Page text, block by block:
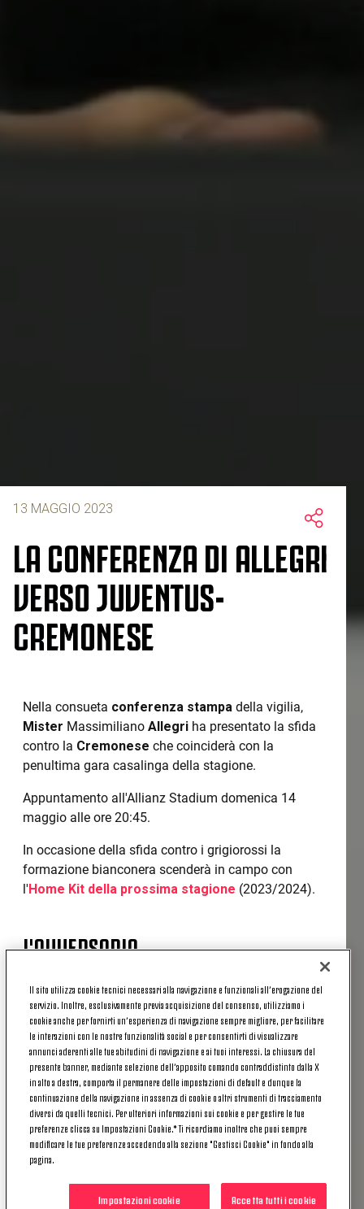
13 MAGGIO 2023
LA CONFERENZA DI ALLEGRI
VERSO JUVENTUS-
CREMONESE
Nella consueta conferenza stampa della vigilia,
Mister Massimiliano Allegri ha presentato la sfida
contro la Cremonese che coinciderà con la
penultima gara casalinga della stagione.
Appuntamento all'Allianz Stadium domenica 14
maggio alle ore 20:45.
In occasione della sfida contro i grigiorossi la
formazione bianconera scenderà in campo con
l' Home Kit della prossima stagione (2023/2024).
L'AVVERSARIA
«Considerando soltanto il girone di ritorno, la
Cremonese sarebbe fuori dalla zona retrocessione
perchè ha totalizzato 16 punti in 15 gare, cinque in
più della terzultima nello stesso periodo. Domani
(domenica 14 maggio 2023 ndr), dunque, siamo
consapevoli che sarà un match complicato contro
una squadra che concede pochi spazi, ma per noi
sarà importante conquistare altri tre punti. Poi
penseremo al Siviglia, ma sarebbe un grave errore
Il sito utilizza cookie tecnici necessari alla navigazione e funzionali all’erogazione del
servizio. Inoltre, esclusivamente previa acquisizione del consenso, utilizziamo i
cookie anche per fornirti un’esperienza di navigazione sempre migliore, per facilitare
le interazioni con le nostre funzionalità social e per consentirti di visualizzare
annunci aderenti alle tue abitudini di navigazione e ai tuoi interessi. La chiusura del
presente banner, mediante selezione dell’apposito comando contraddistinto dalla X
in alto a destra, comporta il permanere delle impostazioni di default e dunque la
continuazione della navigazione in assenza di cookie o altri strumenti di tracciamento
diversi da quelli tecnici. Per ulteriori informazioni sui cookie e per gestire le tue
preferenze clicca su Impostazioni Cookie.* Ti ricordiamo inoltre che puoi sempre
modificare le tue preferenze accedendo alla sezione "Gestisci Cookie" in fondo alla
pagina.
Accetta tutti i cookie
Impostazioni cookie